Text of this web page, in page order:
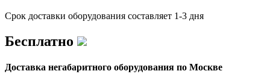
Срок доставки оборудования составляет 1-3 дня
Бесплатно
Доставка негабаритного оборудования по Москве